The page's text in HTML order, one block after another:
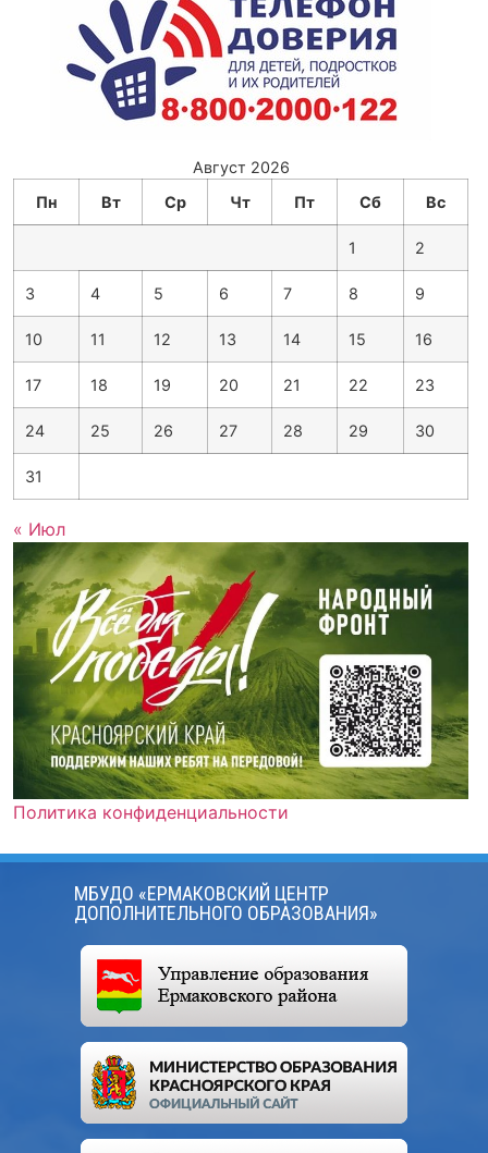
Август 2026
Пн
Вт Ср Чт Пт Сб Вс
1 2
3 4 5 6 7 8 9
10 11 12 13 14 15 16
17 18 19 20 21 22 23
24 25 26 27 28 29 30
31
« Июл
Политика конфиденциальности
МБУДО «ЕРМАКОВСКИЙ ЦЕНТР
ДОПОЛНИТЕЛЬНОГО ОБРАЗОВАНИЯ»